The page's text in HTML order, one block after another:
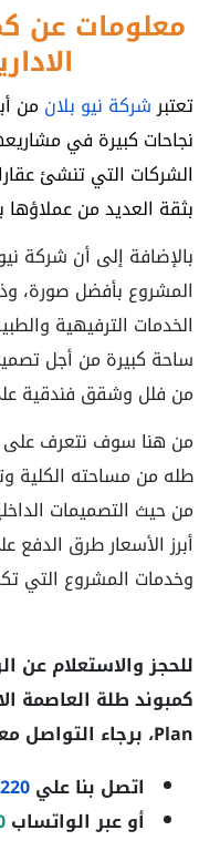
معلومات عن
تعتبرشركة نيو بلانمن
نجاحات كبيرة في
الشركات التي تنشئ
بثقة العديد من عملاؤها
بالإضافة إلى أن شركة
المشروع بأفضل صورة،
الخدمات الترفيهية
ساحة كبيرة من أجل
من فلل وشقق فندقية
من هنا سوف نتعرف على
طله من مساحته الكلية
من حيث التصميمات
أبرز الأسعار طرق
وخدمات المشروع التي
للحجز والاستعلام عن
كمبوند طلة العاصمة
Plan، برجاء التواصل
اتصل بنا علي
أو عبر الواتساب